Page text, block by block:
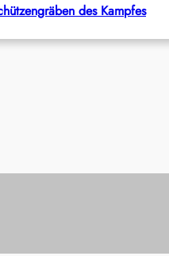
des Kampfes